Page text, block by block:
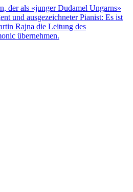
der als «junger Dudamel Ungarns»
und ausgezeichneter Pianist: Es ist
Rajna die Leitung des
übernehmen.